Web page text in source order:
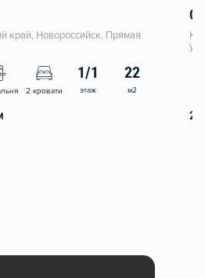
край, Новороссийск, Прямая
2 кровати
1/1
этаж
22
м2
2